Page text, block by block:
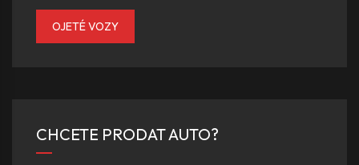
OJETÉ VOZY
CHCETE PRODAT AUTO?